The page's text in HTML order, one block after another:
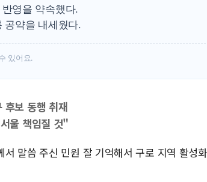
영을 약속했다.
공약을 내세웠다.
있어요.
후보 동행 취재
울 책임질 것"
서 말씀 주신 민원 잘 기억해서 구로 지역 활성